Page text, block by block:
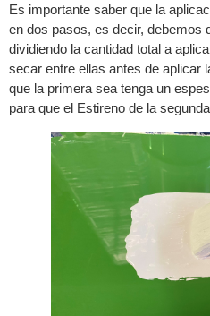
Es importante saber que la
en dos pasos, es decir, debemos
dividiendo la cantidad total a
secar entre ellas antes de aplicar
que la primera sea tenga un
para que el Estireno de la